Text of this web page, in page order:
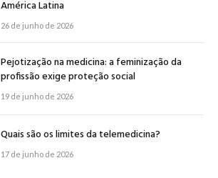
América Latina
26 de junho de 2026
Pejotização na medicina: a feminização da
profissão exige proteção social
19 de junho de 2026
Quais são os limites da telemedicina?
17 de junho de 2026